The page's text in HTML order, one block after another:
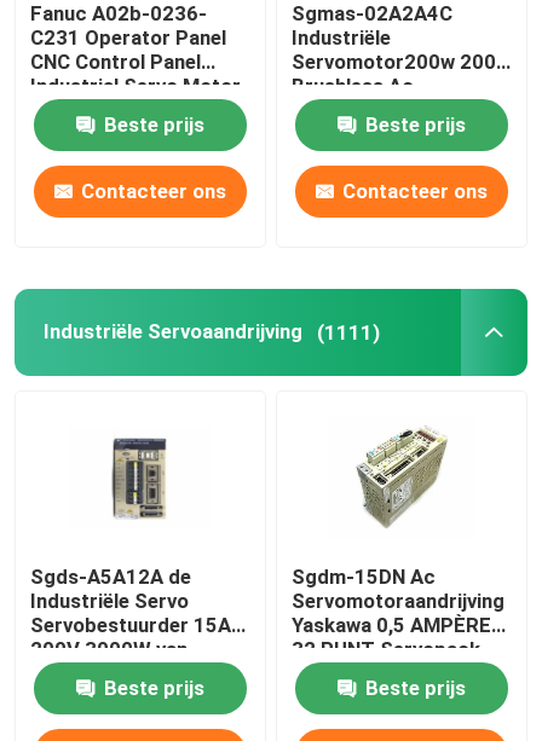
Fanuc A02b-0236-
C231 Operator Panel
CNC Control Panel
Industrial Servo Motor
Beste prijs
Contacteer ons
Sgmas-02A2A4C
Industriële
Servomotor200w 200V
Brushless Ac
Servomotor
Beste prijs
Contacteer ons
Industriële Servoaandrijving (1111)
Sgds-A5A12A de
Industriële Servo
Servobestuurder 15A
200V 3000W van
Aandrijvingsyaskawa
Beste prijs
Sgdm-15DN Ac
Servomotoraandrijving
Yaskawa 0,5 AMPÈREN
32 PUNT Servopack
Beste prijs